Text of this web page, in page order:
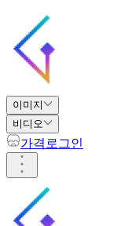
이미지
비디오
가격 로그인